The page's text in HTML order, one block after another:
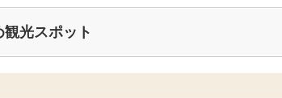
光スポット